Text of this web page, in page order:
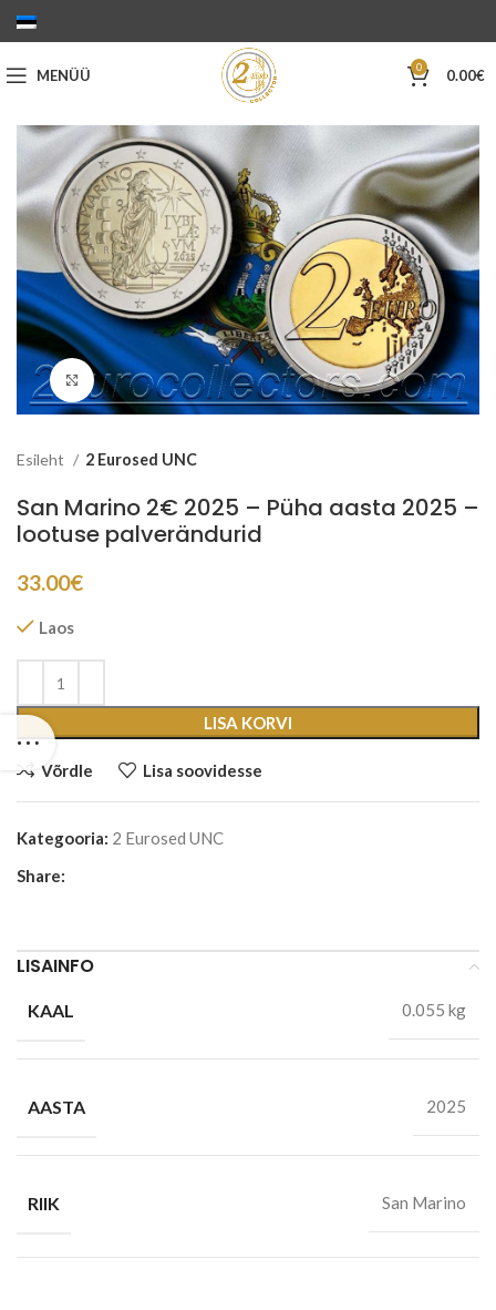
MENÜÜ 0 0.00€
Suurenda
Esileht 2 Eurosed UNC
San Marino 2€ 2025 – Püha aasta 2025 –
lootuse palverändurid
33.00€
Laos
LISA KORVI
Võrdle Lisa soovidesse
Kategooria: 2 Eurosed UNC
Share:
LISAINFO
KAAL 0.055 kg
AASTA 2025
RIIK San Marino